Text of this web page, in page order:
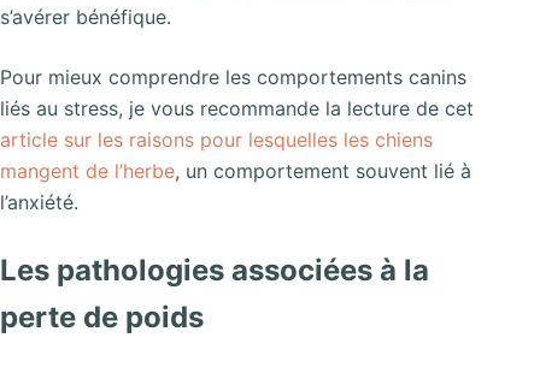
s’avérer bénéfique.
Pour mieux comprendre les comportements canins
liés au stress, je vous recommande la lecture de cet
article sur les raisons pour lesquelles les chiens
mangent de l’herbe, un comportement souvent lié à
l’anxiété.
Les pathologies associées à la
perte de poids